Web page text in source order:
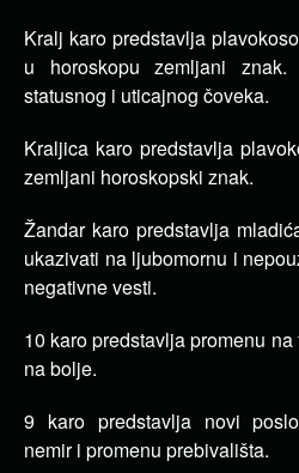
Kralj karo predstavlja
u horoskopu zemljani
statusnog i uticajnog čoveka.
Kraljica karo predstavlja
zemljani horoskopski znak.
Žandar karo predstavlja
ukazivati na ljubomornu i
negativne vesti.
10 karo predstavlja promenu
na bolje.
9 karo predstavlja novi
nemir i promenu prebivališta.